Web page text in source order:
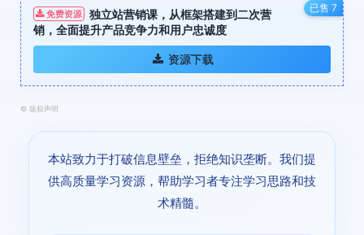
已售 7
免费资源
独立站营销课，从框架搭建到二次营
销，全面提升产品竞争力和用户忠诚度
资源下载
© 版权声明
本站致力于打破信息壁垒，拒绝知识垄断。我们提
供高质量学习资源，帮助学习者专注学习思路和技
术精髓。